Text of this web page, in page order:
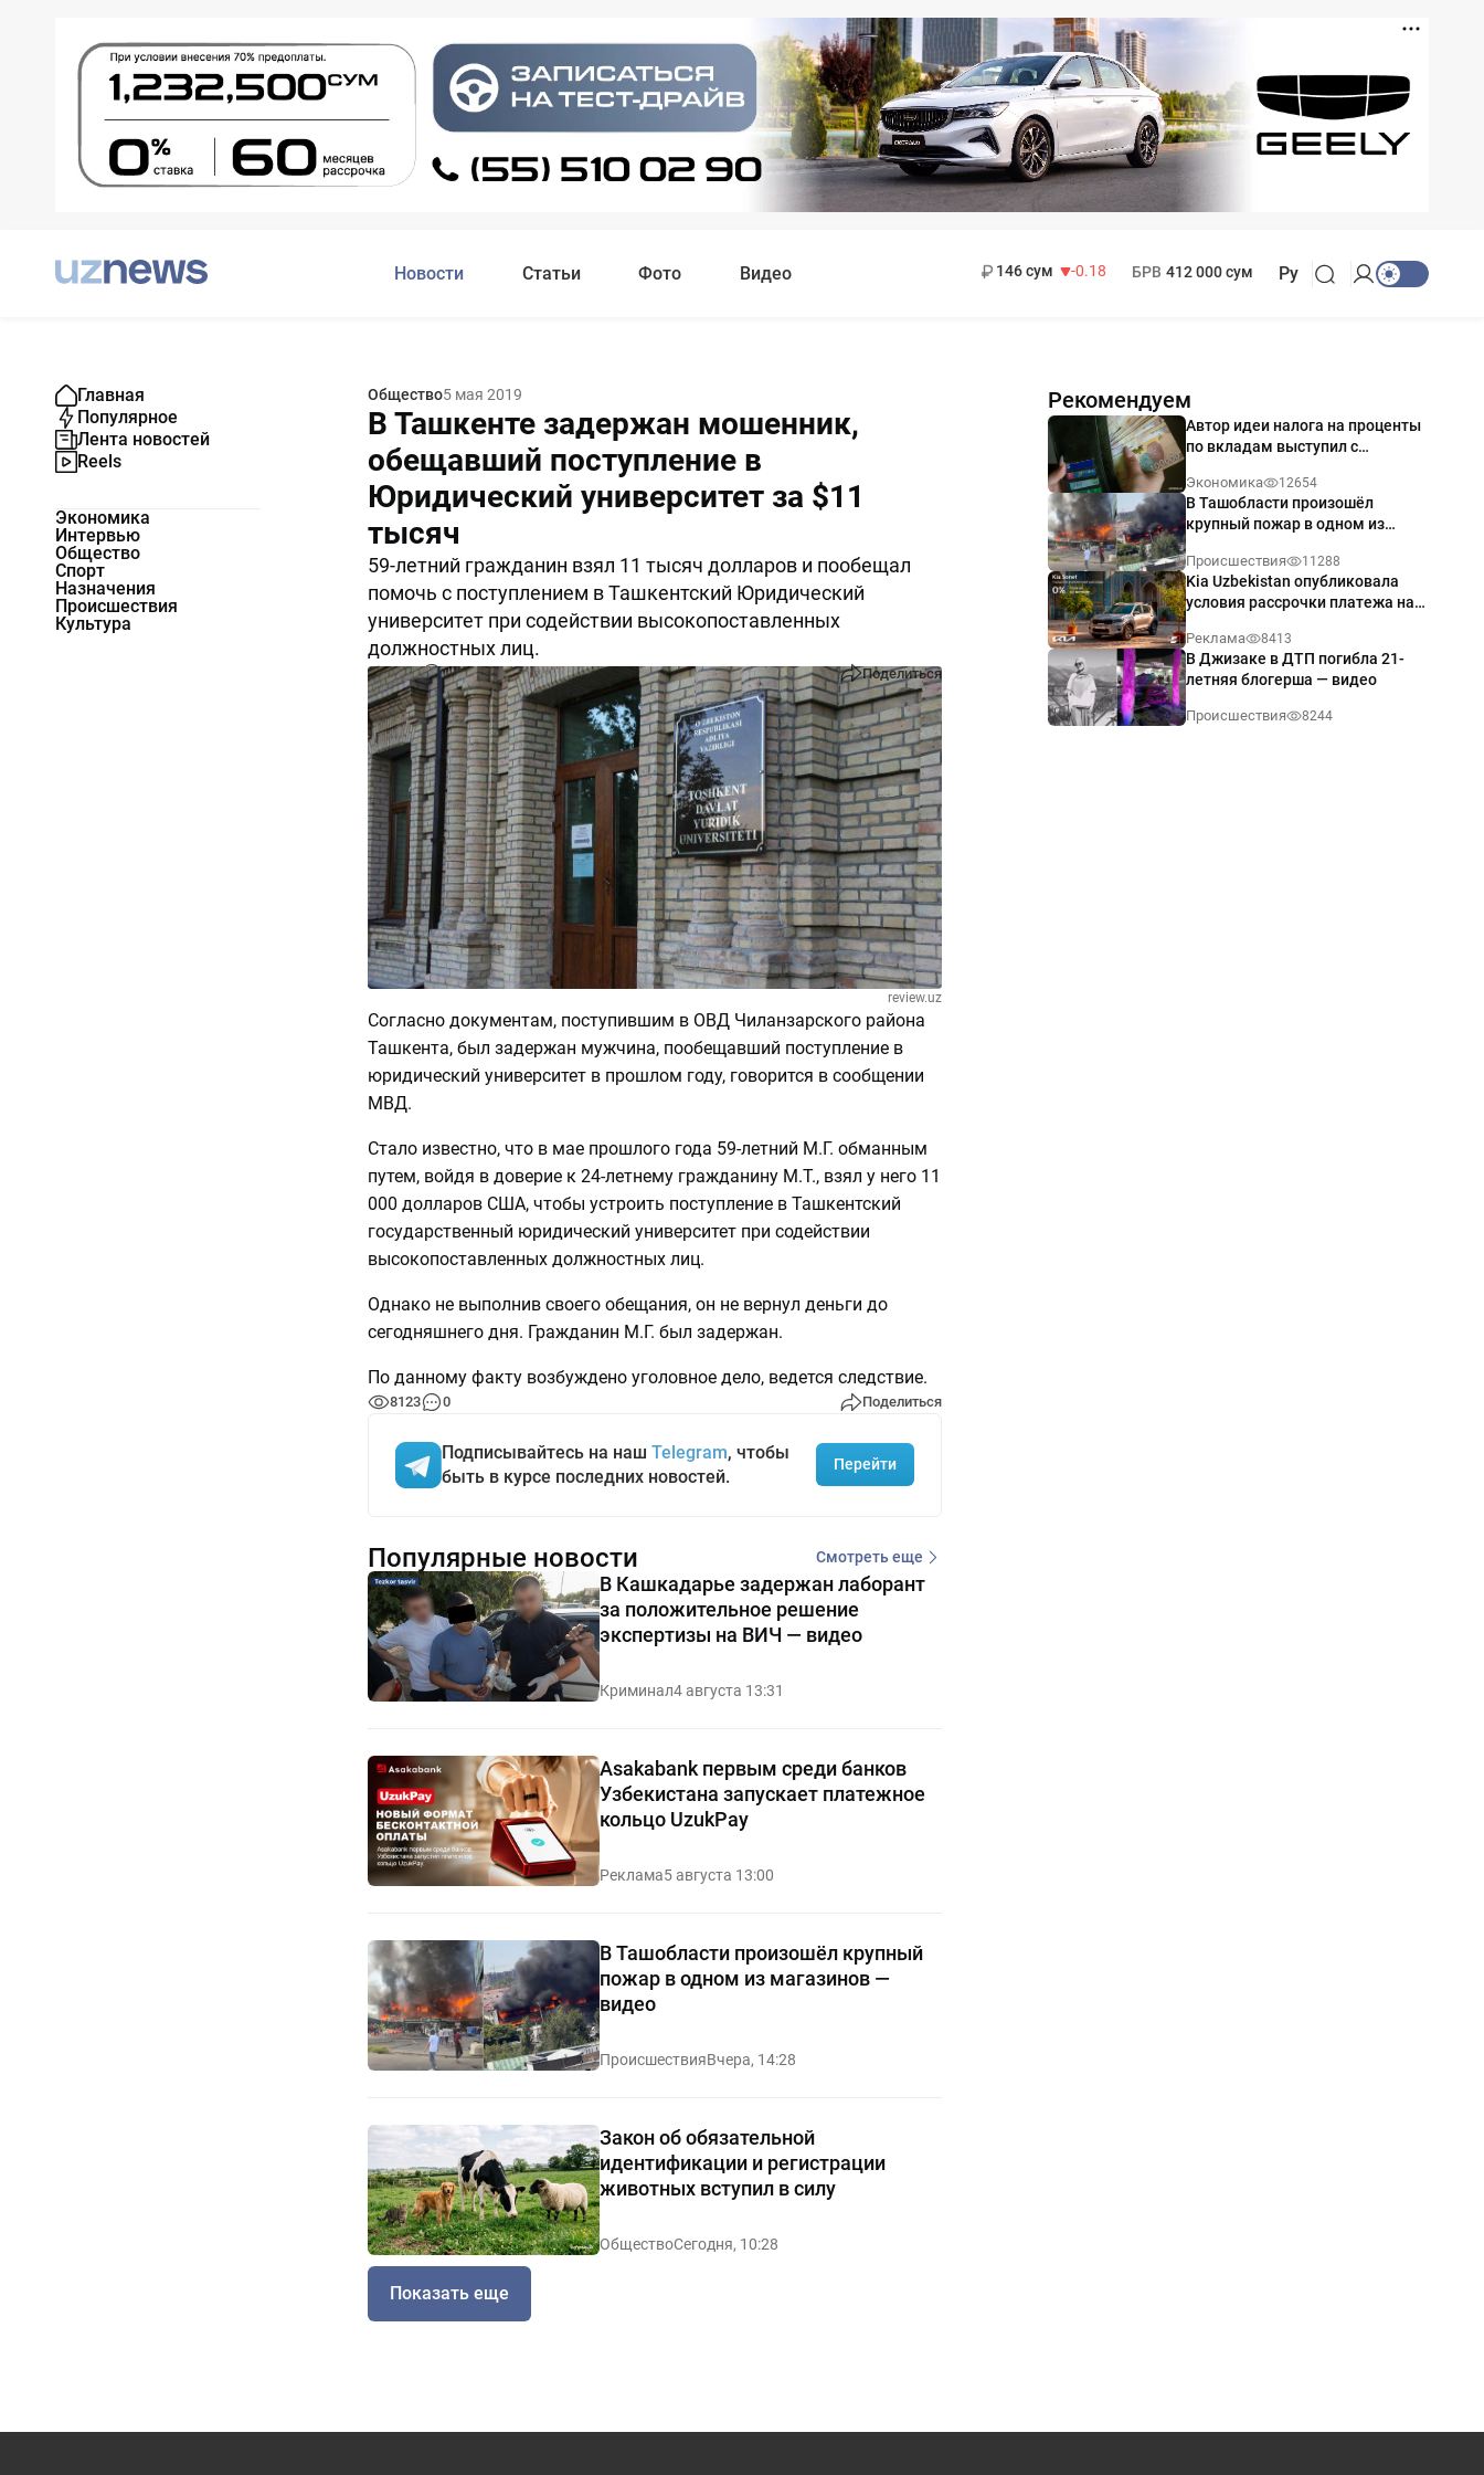
Новости Статьи Фото Видео
146 сум
-0.18
БРВ 412 000 сум Ру
Главная
Популярное
Лента новостей
Reels
Экономика
Интервью
Общество
Спорт
Назначения
Происшествия
Культура
Общество5 мая 2019
В Ташкенте задержан мошенник,
обещавший поступление в
Юридический университет за $11
тысяч
59-летний гражданин взял 11 тысяч долларов и пообещал
помочь с поступлением в Ташкентский Юридический
университет при содействии высокопоставленных
должностных лиц.
8123 0 Поделиться
review.uz
Согласно документам, поступившим в ОВД Чиланзарского района
Ташкента, был задержан мужчина, пообещавший поступление в
юридический университет в прошлом году, говорится в сообщении
МВД.
Стало известно, что в мае прошлого года 59-летний М.Г. обманным
путем, войдя в доверие к 24-летнему гражданину М.Т., взял у него 11
000 долларов США, чтобы устроить поступление в Ташкентский
государственный юридический университет при содействии
высокопоставленных должностных лиц.
Однако не выполнив своего обещания, он не вернул деньги до
сегодняшнего дня. Гражданин М.Г. был задержан.
По данному факту возбуждено уголовное дело, ведется следствие.
8123 0 Поделиться
Подписывайтесь на наш Telegram, чтобы
быть в курсе последних новостей.
Перейти
Рекомендуем
Автор идеи налога на проценты
по вкладам выступил с
Экономика 12654
В Ташобласти произошёл
крупный пожар в одном из
Происшествия 11288
Kia Uzbekistan опубликовала
условия рассрочки платежа на
годовых
Реклама 8413
В Джизаке в ДТП погибла 21-
летняя блогерша — видео
Происшествия 8244
Популярные новости Смотреть еще
В Кашкадарье задержан лаборант
за положительное решение
экспертизы на ВИЧ — видео
Криминал4 августа 13:31
Asakabank первым среди банков
Узбекистана запускает платежное
кольцо UzukPay
Реклама5 августа 13:00
В Ташобласти произошёл крупный
пожар в одном из магазинов —
видео
ПроисшествияВчера, 14:28
Закон об обязательной
идентификации и регистрации
животных вступил в силу
ОбществоСегодня, 10:28
Показать еще